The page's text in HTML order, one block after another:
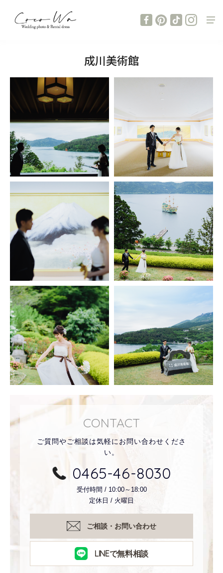
成川美術館
CONTACT
ご質問やご相談は気軽にお問い合わせくださ
い。
0465-46-8030
受付時間 / 10:00～18:00
定休日 / 火曜日
ご相談・お問い合わせ
LINEで無料相談